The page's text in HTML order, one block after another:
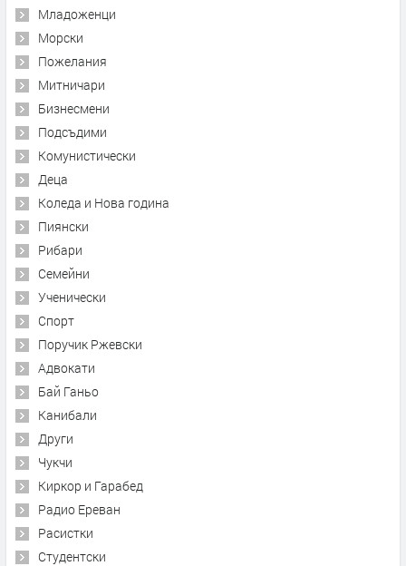
Младоженци
Морски
Пожелания
Митничари
Бизнесмени
Подсъдими
Комунистически
Деца
Коледа и Нова година
Пиянски
Рибари
Семейни
Ученически
Спорт
Поручик Ржевски
Адвокати
Бай Ганьо
Канибали
Други
Чукчи
Киркор и Гарабед
Радио Ереван
Расистки
Студентски